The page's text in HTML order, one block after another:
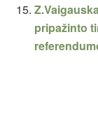
pripažinto